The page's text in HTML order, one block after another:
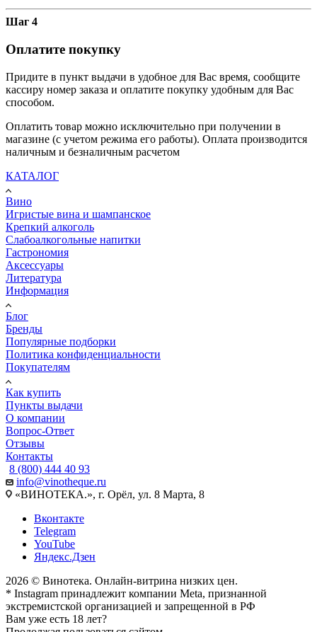
Шаг 4
Оплатите покупку
Придите в пункт выдачи в удобное для Вас время, сообщите
кассиру номер заказа и оплатите покупку удобным для Вас
способом.
Оплатить товар можно исключительно при получении в
магазине (с учетом режима его работы). Оплата производится
наличным и безналичным расчетом
КАТАЛОГ
Вино
Игристые вина и шампанское
Крепкий алкоголь
Слабоалкогольные напитки
Гастрономия
Аксессуары
Литература
Информация
Блог
Бренды
Популярные подборки
Политика конфиденциальности
Покупателям
Как купить
Пункты выдачи
О компании
Вопрос-Ответ
Отзывы
Контакты
8 (800) 444 40 93
info@vinotheque.ru
«ВИНОТЕКА.», г. Орёл, ул. 8 Марта, 8
Вконтакте
Telegram
YouTube
Яндекс.Дзен
2026 © Винотека. Онлайн-витрина низких цен.
* Instagram принадлежит компании Meta, признанной
экстремистской организацией и запрещенной в РФ
Вам уже есть 18 лет?